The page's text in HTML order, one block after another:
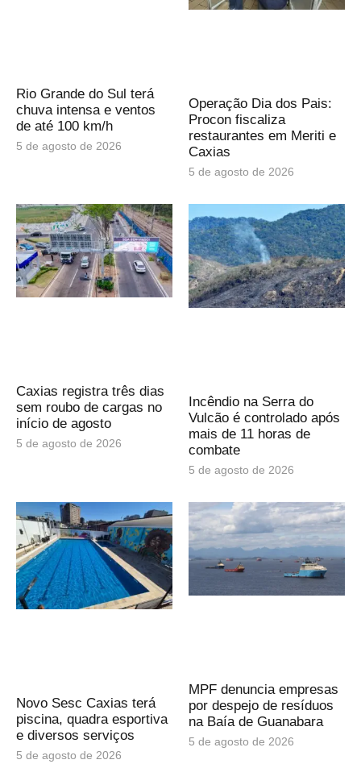
Rio Grande do Sul terá
chuva intensa e ventos
de até 100 km/h
5 de agosto de 2026
Operação Dia dos Pais:
Procon fiscaliza
restaurantes em Meriti e
Caxias
5 de agosto de 2026
Caxias registra três dias
sem roubo de cargas no
início de agosto
5 de agosto de 2026
Incêndio na Serra do
Vulcão é controlado após
mais de 11 horas de
combate
5 de agosto de 2026
Novo Sesc Caxias terá
piscina, quadra esportiva
e diversos serviços
5 de agosto de 2026
MPF denuncia empresas
por despejo de resíduos
na Baía de Guanabara
5 de agosto de 2026